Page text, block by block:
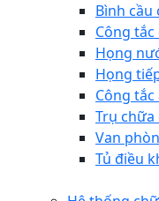
Bình cầu
Công
Họng
Họng
Công tắc
Trụ chữa
Van
Tủ điều